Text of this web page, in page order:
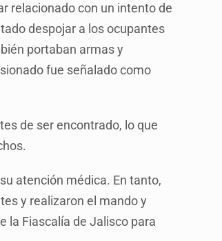
relacionado con un intento de
despojar a los ocupantes
portaban armas y
fue señalado como
de ser encontrado, lo que
atención médica. En tanto,
y realizaron el mando y
la Fiascalía de Jalisco para